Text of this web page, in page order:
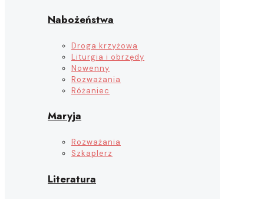
Nabożeństwa
Droga krzyżowa
Liturgia i obrzędy
Nowenny
Rozważania
Różaniec
Maryja
Rozważania
Szkaplerz
Literatura